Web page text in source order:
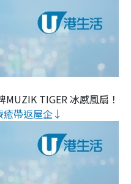
MUZIK TIGER 冰感風扇！
帶返屋企↓